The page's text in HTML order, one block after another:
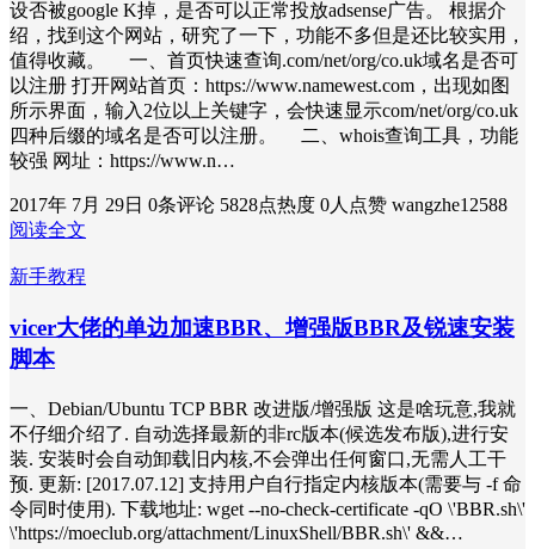
设否被google K掉，是否可以正常投放adsense广告。 根据介
绍，找到这个网站，研究了一下，功能不多但是还比较实用，
值得收藏。 一、首页快速查询.com/net/org/co.uk域名是否可
以注册 打开网站首页：https://www.namewest.com，出现如图
所示界面，输入2位以上关键字，会快速显示com/net/org/co.uk
四种后缀的域名是否可以注册。 二、whois查询工具，功能
较强 网址：https://www.n…
2017年 7月 29日 0条评论 5828点热度 0人点赞 wangzhe12588
阅读全文
新手教程
vicer大佬的单边加速BBR、增强版BBR及锐速安装
脚本
一、Debian/Ubuntu TCP BBR 改进版/增强版 这是啥玩意,我就
不仔细介绍了. 自动选择最新的非rc版本(候选发布版),进行安
装. 安装时会自动卸载旧内核,不会弹出任何窗口,无需人工干
预. 更新: [2017.07.12] 支持用户自行指定内核版本(需要与 -f 命
令同时使用). 下载地址: wget --no-check-certificate -qO \'BBR.sh\'
\'https://moeclub.org/attachment/LinuxShell/BBR.sh\' &&…